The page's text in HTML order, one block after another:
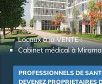
Locaux à la VENTE :
Cabinet médical à
PROFESSIONNELS DE
DEVENEZ PROPRIETAIRES